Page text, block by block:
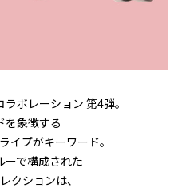
ラボレーション 第4弾。
を象徴する
イプがキーワード。
ーで構成された
クションは、